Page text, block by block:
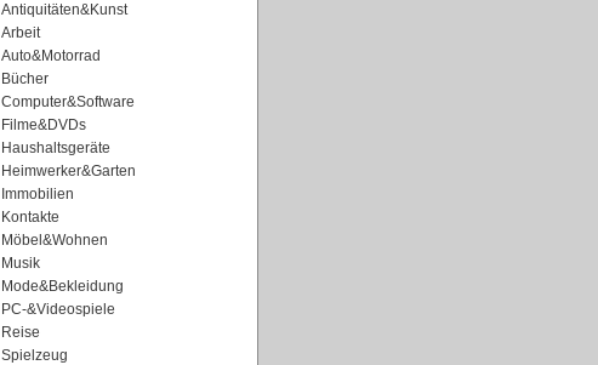
Antiquitäten&Kunst
Arbeit
Auto&Motorrad
Bücher
Computer&Software
Filme&DVDs
Haushaltsgeräte
Heimwerker&Garten
Immobilien
Kontakte
Möbel&Wohnen
Musik
Mode&Bekleidung
PC-&Videospiele
Reise
Spielzeug